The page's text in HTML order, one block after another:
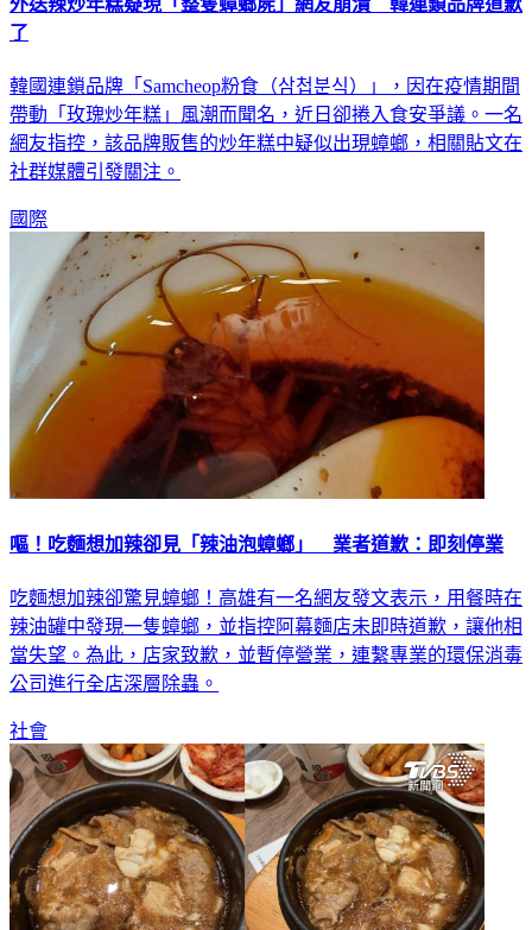
了
韓國連鎖品牌「Samcheop粉食（삼첩분식）」，因在疫情期間
帶動「玫瑰炒年糕」風潮而聞名，近日卻捲入食安爭議。一名
網友指控，該品牌販售的炒年糕中疑似出現蟑螂，相關貼文在
社群媒體引發關注。
國際
嘔！吃麵想加辣卻見「辣油泡蟑螂」 業者道歉：即刻停業
吃麵想加辣卻驚見蟑螂！高雄有一名網友發文表示，用餐時在
辣油罐中發現一隻蟑螂，並指控阿幕麵店未即時道歉，讓他相
當失望。為此，店家致歉，並暫停營業，連繫專業的環保消毒
公司進行全店深層除蟲。
社會